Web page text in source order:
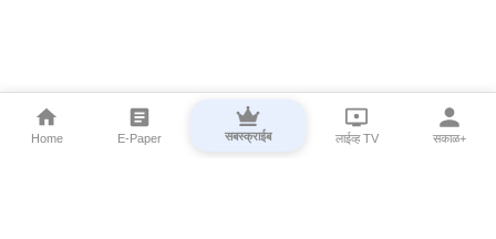
Home E-Paper सबस्क्राईब लाईव्ह TV सकाळ+